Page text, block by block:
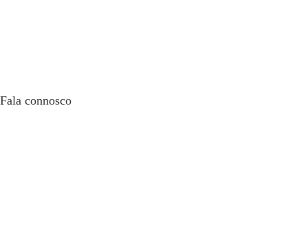
Fala connosco